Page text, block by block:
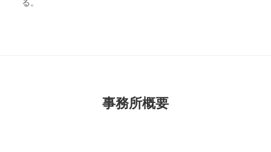
る。
事務所概要